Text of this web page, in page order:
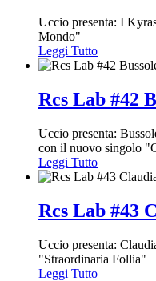
Uccio presenta: I
Mondo"
Leggi Tutto
Rcs Lab #42
Uccio presenta:
con il nuovo singolo
Leggi Tutto
Rcs Lab #43
Uccio presenta:
"Straordinaria Follia"
Leggi Tutto